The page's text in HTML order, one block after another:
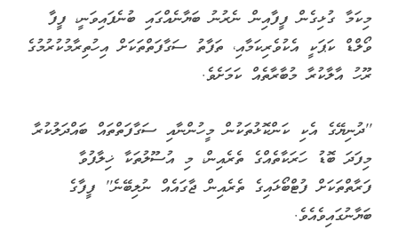
މިކަމާ ގުޅިގެން ފީފާއިން ނެރުނު ބަޔާނެއްގައި ބުނެފައިވަނީ، ފީފާ
ވޯލްޑް ކަޕަކީ އެކުވެރިކަމާއި، ތަފާތު ސަގާފަތްތަކަށް އިހުތިރާމުކުރުމުގެ
ރޫހު އާލާކުރާ މުބާރާތެއް ކަމަށެވެ.
''ދުނިޔޭގެ އެކި ކަންކޮޅުތަކުން މީހުންނާއި ސަގާފަތްތައް ބައްދަލުކުރާ
މިފަދަ ބޮޑު ހަރަކާތެއްގެ ތެރެއިން، މި އުސޫލުތަކާ ޚިލާފުވާ
ފަރާތްތަކަށް ފުޓްބޯޅައިގެ ތެރެއިން ޖާގައެއް ނުލިބޭނެ'' ފީފާގެ
ބަޔާނުގައިވެއެވެ.